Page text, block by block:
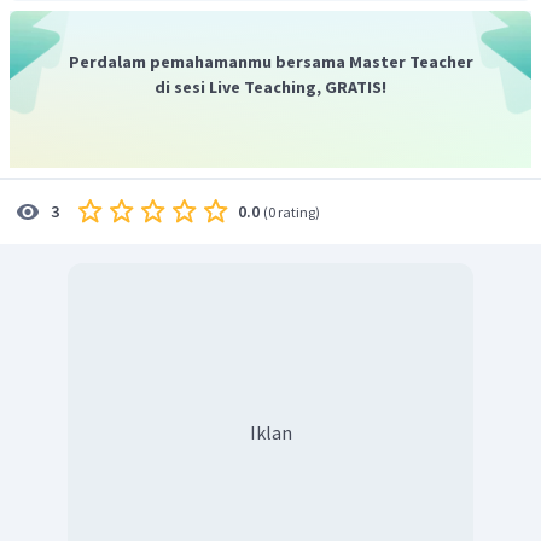
Berdasarkan kutipan:
"Sayang ... kenapa kamu tidak pernah ikhlas atas kepergian
bijaksana.
Perdalam pemahamanmu bersama Master Teacher
di sesi Live Teaching, GRATIS!
3 0.0 (0 rating)
Iklan